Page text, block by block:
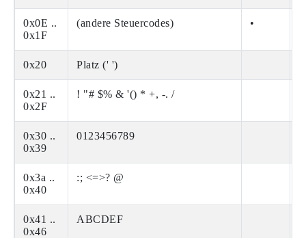
0x0E ..
0x1F
(andere Steuercodes) •
0x20 Platz (' ')
0x21 ..
0x2F
! "# $% & '() * +, -. /
0x30 ..
0x39
0123456789
0x3a ..
0x40
:; <=>? @
0x41 ..
0x46
ABCDEF